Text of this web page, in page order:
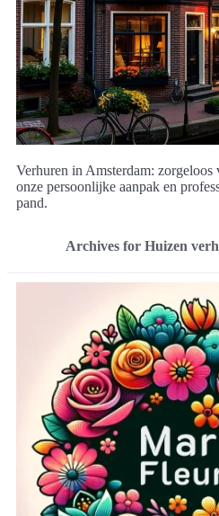
Verhuren in Amsterdam:
onze persoonlijke aanpak en
pand.
Archives for Huizen